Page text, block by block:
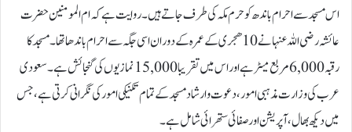
اس مسجد سے احرام باندھ کو حرم مکہ کی طرف جاتے ہیں۔ روایت ہے کہ ام المومنین حضرت
عائشہ رضی اللہ عنہا نے 10 ھجری کے عمرہ کے دوران اسی جگہ سے احرام باندھا تھا۔مسجد کا
رقبہ 6,000 مربع میٹر ہے اور اس میں تقریبا 15,000 نمازیوں کی گنجائش ہے۔ سعودی
عرب کی وزارت مذہبی امور، دعوت و ارشاد مسجد کے تمام تکنیکی امور کی نگرانی کرتی ہے، جس
میں دیکھ بھال، آپریشن اور صفائی ستھرائی شامل ہے۔